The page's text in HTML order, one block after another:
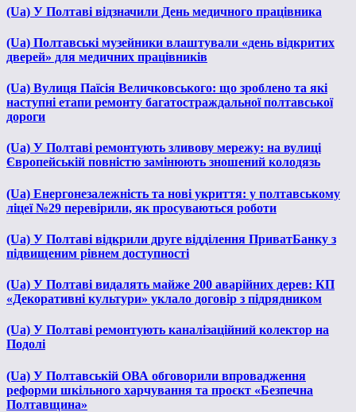
(Ua) У Полтаві відзначили День медичного працівника
(Ua) Полтавські музейники влаштували «день відкритих
дверей» для медичних працівників
(Ua) Вулиця Паїсія Величковського: що зроблено та які
наступні етапи ремонту багатостраждальної полтавської
дороги
(Ua) У Полтаві ремонтують зливову мережу: на вулиці
Європейській повністю замінюють зношений колодязь
(Ua) Енергонезалежність та нові укриття: у полтавському
ліцеї №29 перевірили, як просуваються роботи
(Ua) У Полтаві відкрили друге відділення ПриватБанку з
підвищеним рівнем доступності
(Ua) У Полтаві видалять майже 200 аварійних дерев: КП
«Декоративні культури» уклало договір з підрядником
(Ua) У Полтаві ремонтують каналізаційний колектор на
Подолі
(Ua) У Полтавській ОВА обговорили впровадження
реформи шкільного харчування та проєкт «Безпечна
Полтавщина»